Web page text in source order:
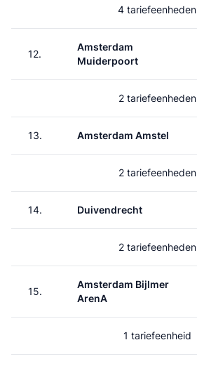
4 tariefeenheden
12.
Amsterdam
Muiderpoort
2 tariefeenheden
13. Amsterdam Amstel
2 tariefeenheden
14. Duivendrecht
2 tariefeenheden
15.
Amsterdam Bijlmer
ArenA
1 tariefeenheid